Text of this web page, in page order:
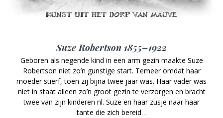
Suze Robertson 1855–1922
Geboren als negende kind in een arm gezin maakte Suze
Robertson niet zo’n gunstige start. Temeer omdat haar
moeder stierf, toen zij bijna twee jaar was. Haar vader was
niet in staat alleen zo’n groot gezin te verzorgen en bracht
twee van zijn kinderen nl. Suze en haar zusje naar haar
tante die zich bereid…